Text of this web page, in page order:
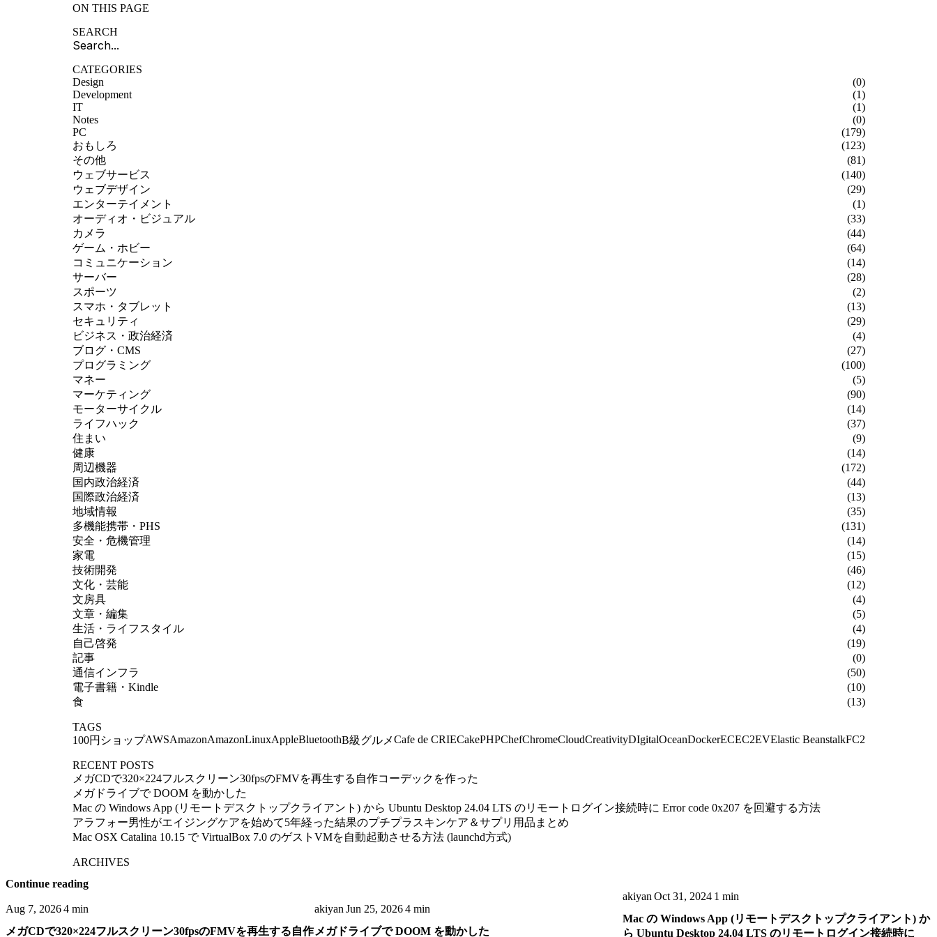
ON THIS PAGE
SEARCH
CATEGORIES
Design
(0)
Development
(1)
IT
(1)
Notes
(0)
PC
(179)
おもしろ
(123)
その他
(81)
ウェブサービス
(140)
ウェブデザイン
(29)
エンターテイメント
(1)
オーディオ・ビジュアル
(33)
カメラ
(44)
ゲーム・ホビー
(64)
コミュニケーション
(14)
サーバー
(28)
スポーツ
(2)
スマホ・タブレット
(13)
セキュリティ
(29)
ビジネス・政治経済
(4)
ブログ・CMS
(27)
プログラミング
(100)
マネー
(5)
マーケティング
(90)
モーターサイクル
(14)
ライフハック
(37)
住まい
(9)
健康
(14)
周辺機器
(172)
国内政治経済
(44)
国際政治経済
(13)
地域情報
(35)
多機能携帯・PHS
(131)
安全・危機管理
(14)
家電
(15)
技術開発
(46)
文化・芸能
(12)
文房具
(4)
文章・編集
(5)
生活・ライフスタイル
(4)
自己啓発
(19)
記事
(0)
通信インフラ
(50)
電子書籍・Kindle
(10)
食
(13)
TAGS
100円ショップAWSAmazonAmazonLinuxAppleBluetoothB級グルメCafe de CRIECakePHPChefChromeCloudCreativityDIgitalOceanDockerECEC2EVElastic BeanstalkFC2
RECENT POSTS
メガCDで320×224フルスクリーン30fpsのFMVを再生する自作コーデックを作った
メガドライブで DOOM を動かした
Mac の Windows App (リモートデスクトップクライアント) から Ubuntu Desktop 24.04 LTS のリモートログイン接続時に Error code 0x207 を回避する方法
アラフォー男性がエイジングケアを始めて5年経った結果のプチプラスキンケア＆サプリ用品まとめ
Mac OSX Catalina 10.15 で VirtualBox 7.0 のゲストVMを自動起動させる方法 (launchd方式)
ARCHIVES
Continue reading
Aug 7, 20264 min
メガCDで320×224フルスクリーン30fpsのFMVを再生する自作
akiyan Jun 25, 20264 min
メガドライブで DOOM を動かした
akiyan Oct 31, 2024 1 min
Mac の Windows App (リモートデスクトップクライアント) か
ら Ubuntu Desktop 24.04 LTS のリモートログイン接続時に